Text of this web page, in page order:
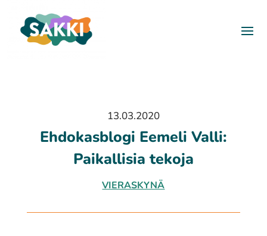
13.03.2020
Ehdokasblogi Eemeli Valli:
Paikallisia tekoja
VIERASKYNÄ